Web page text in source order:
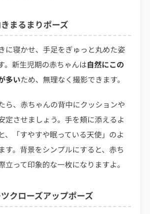
まるまりポーズ
に寝かせ、手足をぎゅっと丸めた姿
。新生児期の赤ちゃんは自然にこの
多いため、無理なく撮影できます。
ら、赤ちゃんの背中にクッションや
定させましょう。手を頬に添えるよ
、「すやすや眠っている天使」のよ
す。背景をシンプルにすると、赤ち
立って印象的な一枚になりますよ。
クローズアップポーズ